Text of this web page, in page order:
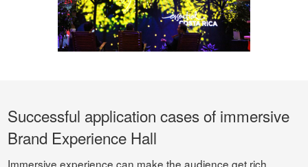
Successful application cases of immersive
Brand Experience Hall
Immersive experience can make the audience get rich